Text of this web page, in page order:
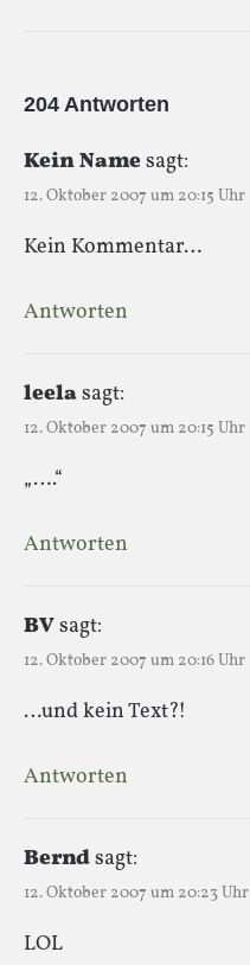
204 Antworten
Kein Namesagt:
12. Oktober 2007 um 20:15 Uhr
Kein Kommentar…
Antworten
leelasagt:
12. Oktober 2007 um 20:15 Uhr
„….“
Antworten
BVsagt:
12. Oktober 2007 um 20:16 Uhr
…und kein Text?!
Antworten
Berndsagt:
12. Oktober 2007 um 20:23 Uhr
LOL